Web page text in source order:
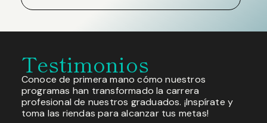
Testimonios
Conoce de primera mano cómo nuestros
programas han transformado la carrera
profesional de nuestros graduados. ¡Inspírate y
toma las riendas para alcanzar tus metas!